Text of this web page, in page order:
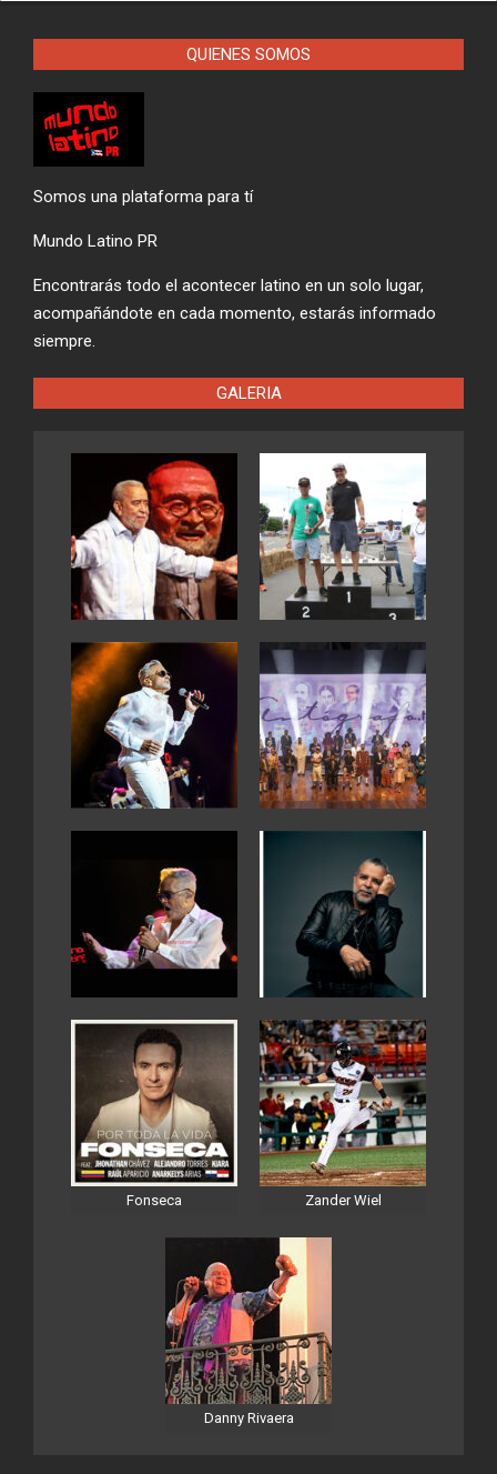
QUIENES SOMOS
Somos una plataforma para tí
Mundo Latino PR
Encontrarás todo el acontecer latino en un solo lugar,
acompañándote en cada momento, estarás informado
siempre.
GALERIA
Fonseca Zander Wiel
Danny Rivaera